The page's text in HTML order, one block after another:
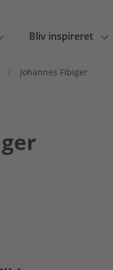
Bliv inspireret
/ Johannes Fibiger